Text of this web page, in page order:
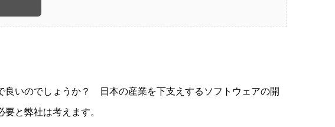
良いのでしょうか？ 日本の産業を下支えするソフトウェアの開
と弊社は考えます。